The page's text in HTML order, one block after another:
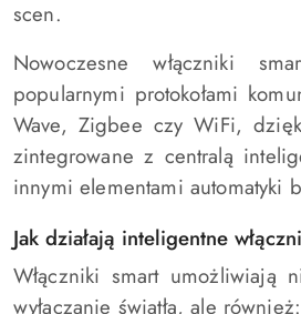
scen.
Nowoczesne włączniki
popularnymi protokołami
Wave, Zigbee czy WiFi,
zintegrowane z centralą
innymi elementami automatyki
Jak działają inteligentne
Włączniki smart umożliwiają
wyłączanie światła, ale również: